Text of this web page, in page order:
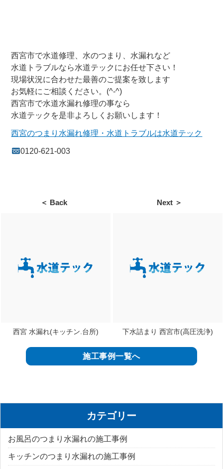
西宮市で水道修理、水のつまり、水漏れなど
水道トラブルなら水道テックにお任せ下さい！
現場状況に合わせた最善のご提案を致します
お気軽にご相談ください。(^-^)
西宮市で水道水漏れ修理の事なら
水道テックを是非よろしくお願いします！
西宮のつまり水漏れ修理・水道トラブルは水道テック
0120-621-003
＜ Back
西宮 水漏れ(キッチン.台所)
Next ＞
下水詰まり 西宮市(高圧洗浄)
施工事例一覧へ
カテゴリー
お風呂のつまり水漏れの施工事例
キッチンのつまり水漏れの施工事例